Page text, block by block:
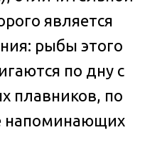
является
рыбы этого
по дну с
плавников, по
напоминающих